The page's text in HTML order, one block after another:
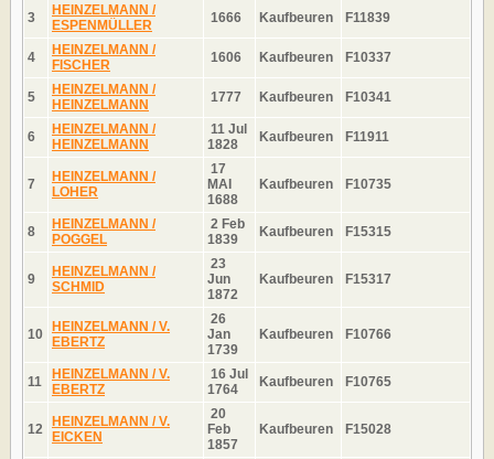
3
HEINZELMANN /
ESPENMÜLLER
1666 Kaufbeuren F11839
4
HEINZELMANN /
FISCHER
1606 Kaufbeuren F10337
5
HEINZELMANN /
HEINZELMANN
1777 Kaufbeuren F10341
6
HEINZELMANN /
HEINZELMANN
11 Jul
1828
Kaufbeuren F11911
7
HEINZELMANN /
LOHER
17
MAI
1688
Kaufbeuren F10735
8
HEINZELMANN /
POGGEL
2 Feb
1839
Kaufbeuren F15315
9
HEINZELMANN /
SCHMID
23
Jun
1872
Kaufbeuren F15317
10 HEINZELMANN / V.
EBERTZ
26
Jan
1739
Kaufbeuren F10766
11
HEINZELMANN / V.
EBERTZ
16 Jul
1764
Kaufbeuren F10765
12 HEINZELMANN / V.
EICKEN
20
Feb
1857
Kaufbeuren F15028